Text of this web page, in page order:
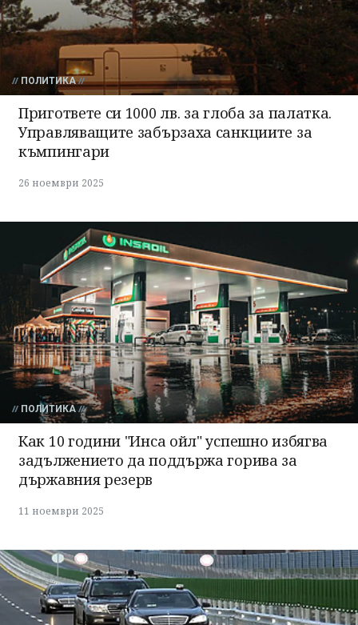
ПОЛИТИКА
Пригответе си 1000 лв. за глоба за палатка.
Управляващите забързаха санкциите за
къмпингари
26 ноември 2025
ПОЛИТИКА
Как 10 години "Инса ойл" успешно избягва
задължението да поддържа горива за
държавния резерв
11 ноември 2025